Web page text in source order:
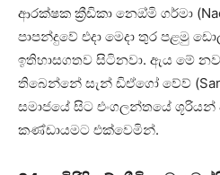
ආරක්ෂක ක්‍රීඩිකා නෙඔ්මි ගර්මා
පාපන්දුවේ එදා මෙදා තුර පළමු
ඉතිහාසගතව සිටිනවා. ඇය මේ
තිබෙන්නේ සැන් ඩිඒගෝ වේව් (San
සමාජයේ සිට එංගලන්තයේ ශූරියන්
කණ්ඩායමට එක්වෙමින්.